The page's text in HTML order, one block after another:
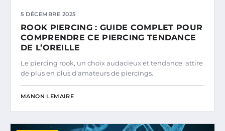
5 DÉCEMBRE 2025
ROOK PIERCING : GUIDE COMPLET POUR
COMPRENDRE CE PIERCING TENDANCE
DE L’OREILLE
Le piercing rook, un choix audacieux et tendance, attire
de plus en plus d’amateurs de piercings.
MANON LEMAIRE